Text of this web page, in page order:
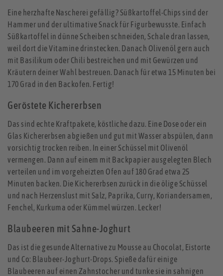
Eine herzhafte Nascherei gefällig? Süßkartoffel-Chips sind der
Hammer und der ultimative Snack für Figurbewusste. Einfach
Süßkartoffel in dünne Scheiben schneiden, Schale dran lassen,
weil dort die Vitamine drinstecken. Danach Olivenöl gern auch
mit Basilikum oder Chili bestreichen und mit Gewürzen und
Kräutern deiner Wahl bestreuen. Danach für etwa 15 Minuten bei
170 Grad in den Backofen. Fertig!
Geröstete Kichererbsen
Das sind echte Kraftpakete, köstliche dazu. Eine Dose oder ein
Glas Kichererbsen abgießen und gut mit Wasser abspülen, dann
vorsichtig trocken reiben. In einer Schüssel mit Olivenöl
vermengen. Dann auf einem mit Backpapier ausgelegten Blech
verteilen und im vorgeheizten Ofen auf 180 Grad etwa 25
Minuten backen. Die Kichererbsen zurück in die ölige Schüssel
und nach Herzenslust mit Salz, Paprika, Curry, Koriandersamen,
Fenchel, Kurkuma oder Kümmel würzen. Lecker!
Blaubeeren mit Sahne-Joghurt
Das ist die gesunde Alternative zu Mousse au Chocolat, Eistorte
und Co: Blaubeer-Joghurt-Drops. Spieße dafür einige
Blaubeeren auf einen Zahnstocher und tunke sie in sahnigen